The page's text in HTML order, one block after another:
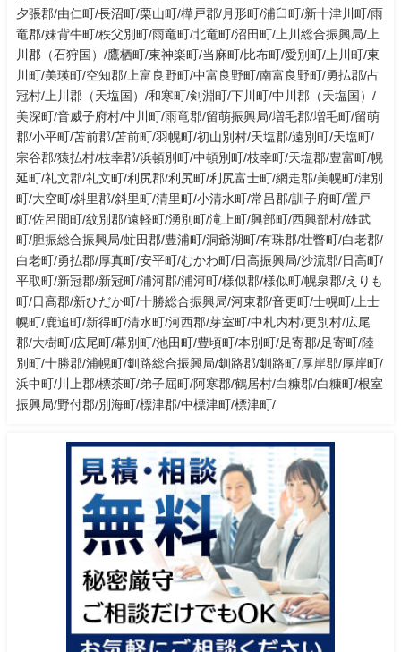
夕張郡/由仁町/長沼町/栗山町/樺戸郡/月形町/浦臼町/新十津川町/雨
竜郡/妹背牛町/秩父別町/雨竜町/北竜町/沼田町/上川総合振興局/上
川郡（石狩国）/鷹栖町/東神楽町/当麻町/比布町/愛別町/上川町/東
川町/美瑛町/空知郡/上富良野町/中富良野町/南富良野町/勇払郡/占
冠村/上川郡（天塩国）/和寒町/剣淵町/下川町/中川郡（天塩国）/
美深町/音威子府村/中川町/雨竜郡/留萌振興局/増毛郡/増毛町/留萌
郡/小平町/苫前郡/苫前町/羽幌町/初山別村/天塩郡/遠別町/天塩町/
宗谷郡/猿払村/枝幸郡/浜頓別町/中頓別町/枝幸町/天塩郡/豊富町/幌
延町/礼文郡/礼文町/利尻郡/利尻町/利尻富士町/網走郡/美幌町/津別
町/大空町/斜里郡/斜里町/清里町/小清水町/常呂郡/訓子府町/置戸
町/佐呂間町/紋別郡/遠軽町/湧別町/滝上町/興部町/西興部村/雄武
町/胆振総合振興局/虻田郡/豊浦町/洞爺湖町/有珠郡/壮瞥町/白老郡/
白老町/勇払郡/厚真町/安平町/むかわ町/日高振興局/沙流郡/日高町/
平取町/新冠郡/新冠町/浦河郡/浦河町/様似郡/様似町/幌泉郡/えりも
町/日高郡/新ひだか町/十勝総合振興局/河東郡/音更町/士幌町/上士
幌町/鹿追町/新得町/清水町/河西郡/芽室町/中札内村/更別村/広尾
郡/大樹町/広尾町/幕別町/池田町/豊頃町/本別町/足寄郡/足寄町/陸
別町/十勝郡/浦幌町/釧路総合振興局/釧路郡/釧路町/厚岸郡/厚岸町/
浜中町/川上郡/標茶町/弟子屈町/阿寒郡/鶴居村/白糠郡/白糠町/根室
振興局/野付郡/別海町/標津郡/中標津町/標津町/